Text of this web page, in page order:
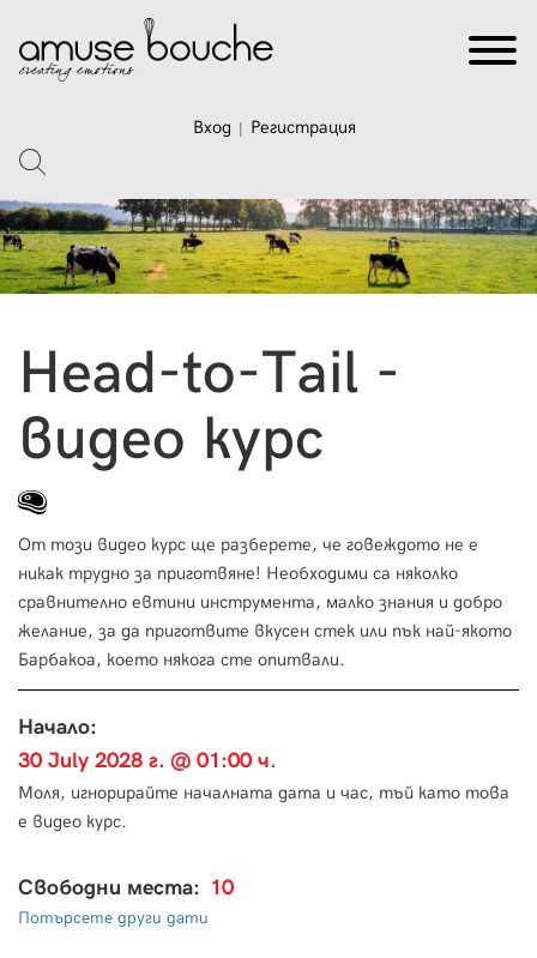
Вход Регистрация
Head-to-Тail -
видео курс
От този видео курс ще разберете, че говеждото не е
никак трудно за приготвяне! Необходими са няколко
сравнително евтини инструмента, малко знания и добро
желание, за да приготвите вкусен стек или пък най-якото
Барбакоа, което някога сте опитвали.
Начало:
30 July 2028 г. @ 01:00 ч.
Моля, игнорирайте началната дата и час, тъй като това
е видео курс.
Свободни места: 10
Потърсете други дати